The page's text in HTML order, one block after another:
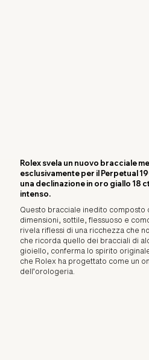
Rolex svela un nuovo bracciale
esclusivamente per il Perpetual
una declinazione in oro giallo 18
intenso.
Questo bracciale inedito composto
dimensioni, sottile, flessuoso e
rivela riflessi di una ricchezza che
che ricorda quello dei bracciali di
gioiello, conferma lo spirito
che Rolex ha progettato come un
dell’orologeria.